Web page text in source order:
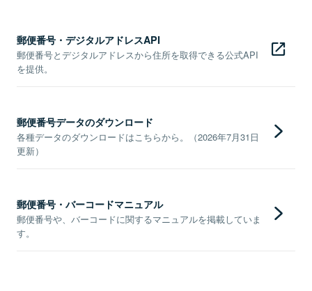
郵便番号・デジタルアドレスAPI
郵便番号とデジタルアドレスから住所を取得できる公式API
を提供。
郵便番号データのダウンロード
各種データのダウンロードはこちらから。（2026年7月31日
更新）
郵便番号・バーコードマニュアル
郵便番号や、バーコードに関するマニュアルを掲載していま
す。